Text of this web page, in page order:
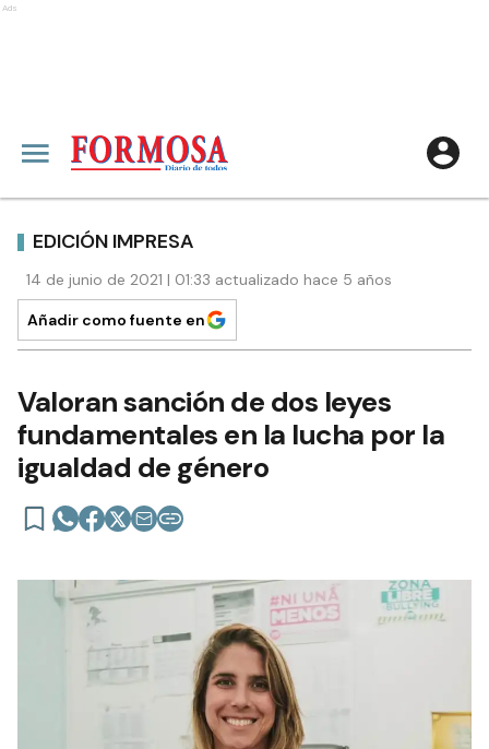
Ads
EDICIÓN IMPRESA
14 de junio de 2021 | 01:33 actualizado hace 5 años
Añadir como fuente en
Valoran sanción de dos leyes
fundamentales en la lucha por la
igualdad de género